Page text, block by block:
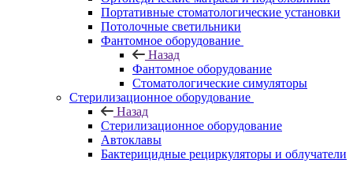
Портативные стоматологические установки
Потолочные светильники
Фантомное оборудование
Назад
Фантомное оборудование
Стоматологические симуляторы
Стерилизационное оборудование
Назад
Стерилизационное оборудование
Автоклавы
Бактерицидные рециркуляторы и облучатели